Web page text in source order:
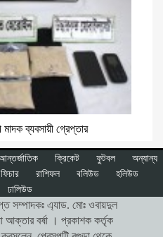
ব্যবসায়ী গ্রেপ্তার
ক্রিকেট ফুটবল
অন্যান্য
ফিচার রাশিফল বলিউড
হলিউড
ঢালিউড
সম্পাদকঃ এ্যাড. মোঃ ওবায়দুল
আক্তার বর্ষা । প্রকাশক কর্তৃক